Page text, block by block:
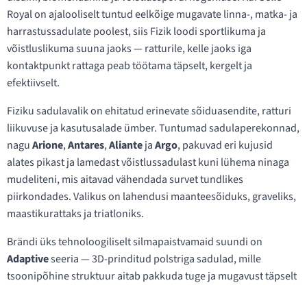
Royal on ajalooliselt tuntud eelkõige mugavate linna-, matka- ja
harrastussadulate poolest, siis Fizik loodi sportlikuma ja
võistluslikuma suuna jaoks — ratturile, kelle jaoks iga
kontaktpunkt rattaga peab töötama täpselt, kergelt ja
efektiivselt.
Fiziku sadulavalik on ehitatud erinevate sõiduasendite, ratturi
liikuvuse ja kasutusalade ümber. Tuntumad sadulaperekonnad,
naguArione,Antares,AliantejaArgo, pakuvad eri kujusid
alates pikast ja lamedast võistlussadulast kuni lühema ninaga
mudeliteni, mis aitavad vähendada survet tundlikes
piirkondades. Valikus on lahendusi maanteesõiduks, graveliks,
maastikurattaks ja triatloniks.
Brändi üks tehnoloogiliselt silmapaistvamaid suundi on
Adaptiveseeria — 3D-prinditud polstriga sadulad, mille
tsoonipõhine struktuur aitab pakkuda tuge ja mugavust täpselt